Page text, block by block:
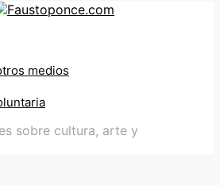
medios
sobre cultura, arte y